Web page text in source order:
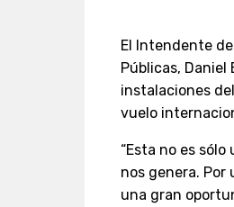
El Intendente
Públicas, Daniel
instalaciones
vuelo
“Esta no es
nos genera. Por
una gran